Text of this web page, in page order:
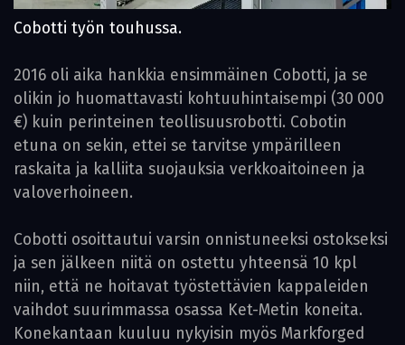
Cobotti työn touhussa.
2016 oli aika hankkia ensimmäinen Cobotti, ja se
olikin jo huomattavasti kohtuuhintaisempi (30 000
€) kuin perinteinen teollisuusrobotti. Cobotin
etuna on sekin, ettei se tarvitse ympärilleen
raskaita ja kalliita suojauksia verkkoaitoineen ja
valoverhoineen.
Cobotti osoittautui varsin onnistuneeksi ostokseksi
ja sen jälkeen niitä on ostettu yhteensä 10 kpl
niin, että ne hoitavat työstettävien kappaleiden
vaihdot suurimmassa osassa Ket-Metin koneita.
Konekantaan kuuluu nykyisin myös Markforged